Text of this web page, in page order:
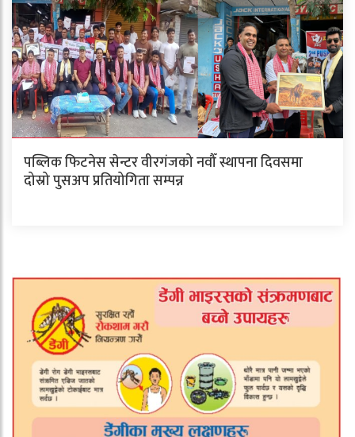
पब्लिक फिटनेस सेन्टर वीरगंजको नवौँ स्थापना दिवसमा
दोस्रो पुसअप प्रतियोगिता सम्पन्न